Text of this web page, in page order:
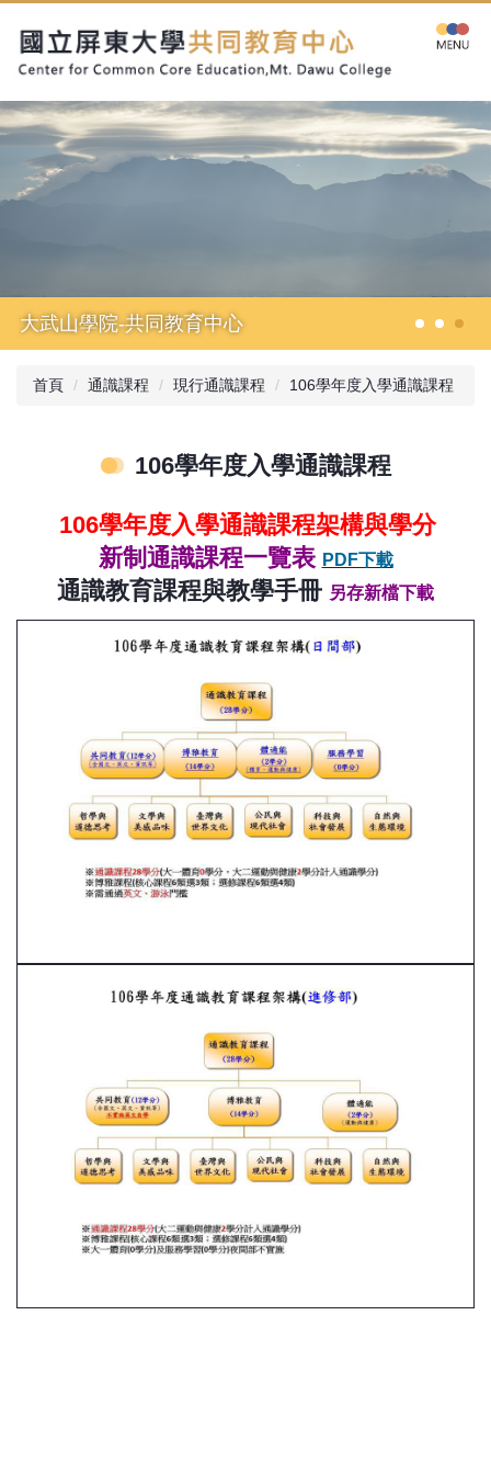
到
主
內
容
大武山學院-共同教育中心
首頁 通識課程 現行通識課程 106學年度入學通識課程
106學年度入學通識課程
106學年度入學通識課程架構與學分
新制通識課程一覽表 PDF下載
通識教育課程與教學手冊 另存新檔下載